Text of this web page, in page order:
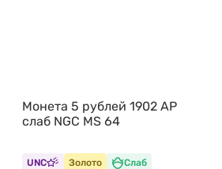
Монета 5 рублей 1902 АР
слаб NGC MS 64
UNC Золото Слаб